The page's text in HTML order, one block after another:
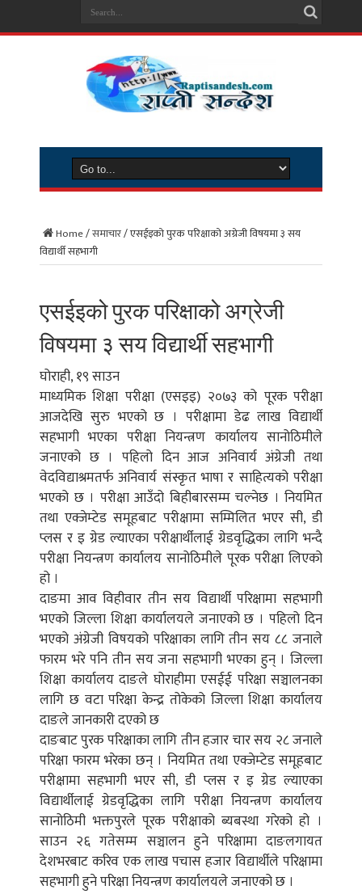
Home/समाचार/एसईइको पुरक परिक्षाको अग्रेजी विषयमा ३ सय
विद्यार्थी सहभागी
एसईइको पुरक परिक्षाको अग्रेजी
विषयमा ३ सय विद्यार्थी सहभागी
घोराही, १९ साउन
माध्यमिक शिक्षा परीक्षा (एसइइ) २०७३ को पूरक परीक्षा
आजदेखि सुरु भएको छ । परीक्षामा डेढ लाख विद्यार्थी
सहभागी भएका परीक्षा नियन्त्रण कार्यालय सानोठिमीले
जनाएको छ । पहिलो दिन आज अनिवार्य अंग्रेजी तथा
वेदविद्याश्रमतर्फ अनिवार्य संस्कृत भाषा र साहित्यको परीक्षा
भएको छ । परीक्षा आउँदो बिहीबारसम्म चल्नेछ । नियमित
तथा एक्जेम्टेड समूहबाट परीक्षामा सम्मिलित भएर सी, डी
प्लस र इ ग्रेड ल्याएका परीक्षार्थीलाई ग्रेडवृद्धिका लागि भन्दै
परीक्षा नियन्त्रण कार्यालय सानोठिमीले पूरक परीक्षा लिएको
हो ।
दाङमा आव विहीवार तीन सय विद्यार्थी परिक्षामा सहभागी
भएको जिल्ला शिक्षा कार्यालयले जनाएको छ । पहिलो दिन
भएको अंग्रेजी विषयको परिक्षाका लागि तीन सय ८८ जनाले
फारम भरे पनि तीन सय जना सहभागी भएका हुन् । जिल्ला
शिक्षा कार्यालय दाङले घोराहीमा एसईई परिक्षा सञ्चालनका
लागि छ वटा परिक्षा केन्द्र तोकेको जिल्ला शिक्षा कार्यालय
दाङले जानकारी दएको छ
दाङबाट पुरक परिक्षाका लागि तीन हजार चार सय २८ जनाले
परिक्षा फारम भरेका छन् । नियमित तथा एक्जेम्टेड समूहबाट
परीक्षामा सहभागी भएर सी, डी प्लस र इ ग्रेड ल्याएका
विद्यार्थीलाई ग्रेडवृद्धिका लागि परीक्षा नियन्त्रण कार्यालय
सानोठिमी भक्तपुरले पूरक परीक्षाको ब्यबस्था गरेको हो ।
साउन २६ गतेसम्म सञ्चालन हुने परिक्षामा दाङलगायत
देशभरबाट करिव एक लाख पचास हजार विद्यार्थीले परिक्षामा
सहभागी हुने परिक्षा नियन्त्रण कार्यालयले जनाएको छ ।